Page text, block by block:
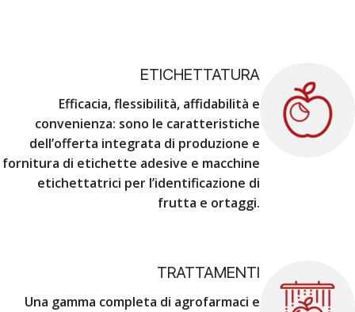
ETICHETTATURA
Efficacia, flessibilità, affidabilità e
convenienza: sono le caratteristiche
dell’offerta integrata di produzione e
fornitura di etichette adesive e macchine
etichettatrici per l’identificazione di
frutta e ortaggi.
TRATTAMENTI
Una gamma completa di agrofarmaci e